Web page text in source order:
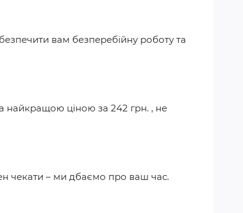
вам безперебійну роботу та
найкращою ціною за 242 грн. , не
чекати – ми дбаємо про ваш час.